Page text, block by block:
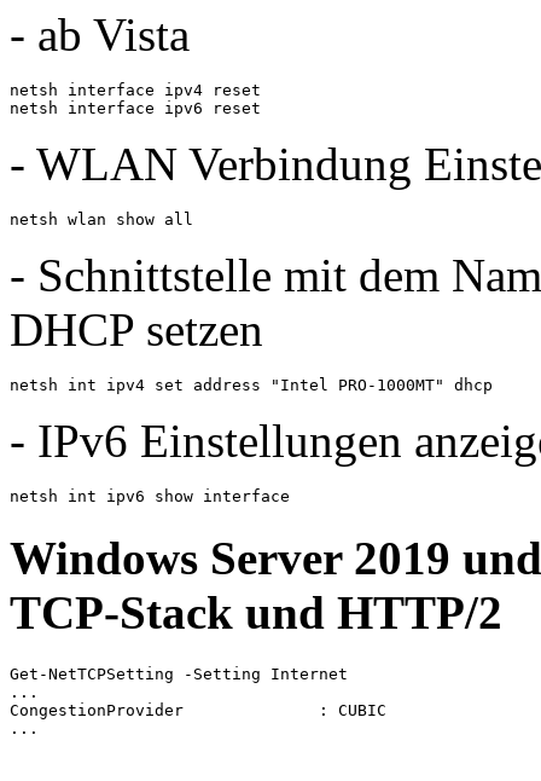
- ab Vista
netsh interface ipv4 reset
netsh interface ipv6 reset
- WLAN Verbindung
netsh wlan show all
- Schnittstelle mit dem
DHCP setzen
netsh int ipv4 set address "Intel PRO-1000MT" dhcp
- IPv6 Einstellungen
netsh int ipv6 show interface
Windows Server 2019
TCP-Stack und HTTP/2
Get-NetTCPSetting -Setting Internet
...
CongestionProvider              : CUBIC
...